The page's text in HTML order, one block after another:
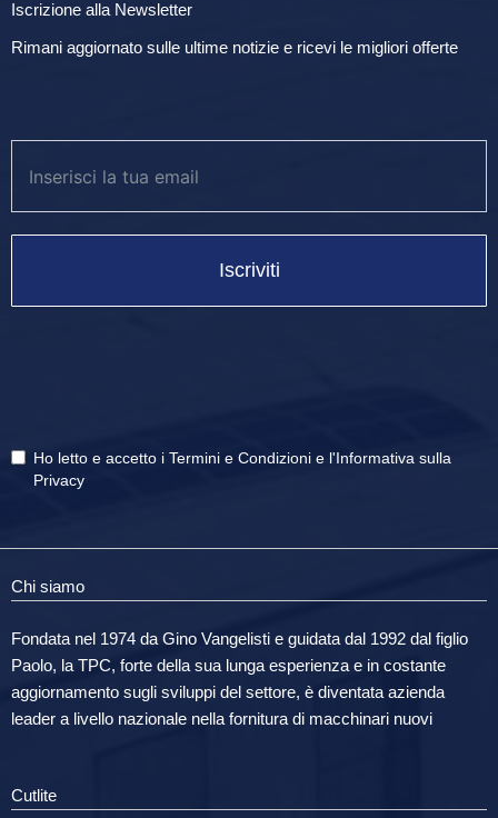
Iscrizione alla Newsletter
Rimani aggiornato sulle ultime notizie e ricevi le migliori offerte
Iscriviti
Ho letto e accetto i Termini e Condizioni e l'Informativa sulla
Privacy
Chi siamo
Fondata nel 1974 da Gino Vangelisti e guidata dal 1992 dal figlio
Paolo, la TPC, forte della sua lunga esperienza e in costante
aggiornamento sugli sviluppi del settore, è diventata azienda
leader a livello nazionale nella fornitura di macchinari nuovi
Cutlite